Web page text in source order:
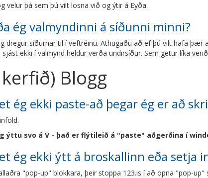
velur þá sem þú vilt losna við og ýtir á Eyða.
ég valmyndinni á síðunni minni?
dregur síðurnar til í veftréinu. Athugaðu að ef þú vilt hafa
ekki í valmynd heldur verða undirsíður. Sem getur líka
Blogg
ég ekki paste-að þegar ég er að
ýttu svo á V - það er flýtileið á "paste" aðgerðina í
ég ekki ýtt á broskallinn eða setja
"pop-up" blokkara, þeir stoppa 123.is í að opna "pop-